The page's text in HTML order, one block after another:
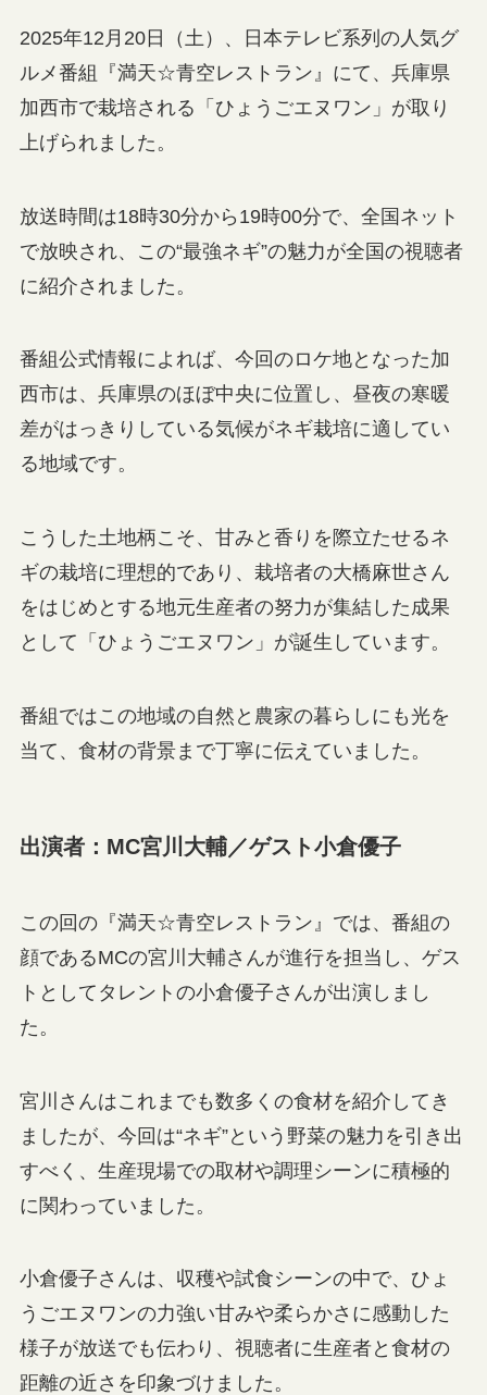
2025年12月20日（土）、日本テレビ系列の人気グ
ルメ番組『満天☆青空レストラン』にて、兵庫県
加西市で栽培される「ひょうごエヌワン」が取り
上げられました。
放送時間は18時30分から19時00分で、全国ネット
で放映され、この“最強ネギ”の魅力が全国の視聴者
に紹介されました。
番組公式情報によれば、今回のロケ地となった加
西市は、兵庫県のほぼ中央に位置し、昼夜の寒暖
差がはっきりしている気候がネギ栽培に適してい
る地域です。
こうした土地柄こそ、甘みと香りを際立たせるネ
ギの栽培に理想的であり、栽培者の大橋麻世さん
をはじめとする地元生産者の努力が集結した成果
として「ひょうごエヌワン」が誕生しています。
番組ではこの地域の自然と農家の暮らしにも光を
当て、食材の背景まで丁寧に伝えていました。
出演者：MC宮川大輔／ゲスト小倉優子
この回の『満天☆青空レストラン』では、番組の
顔であるMCの宮川大輔さんが進行を担当し、ゲス
トとしてタレントの小倉優子さんが出演しまし
た。
宮川さんはこれまでも数多くの食材を紹介してき
ましたが、今回は“ネギ”という野菜の魅力を引き出
すべく、生産現場での取材や調理シーンに積極的
に関わっていました。
小倉優子さんは、収穫や試食シーンの中で、ひょ
うごエヌワンの力強い甘みや柔らかさに感動した
様子が放送でも伝わり、視聴者に生産者と食材の
距離の近さを印象づけました。